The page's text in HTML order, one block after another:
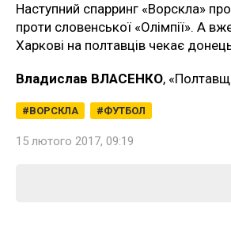
Наступний спарринг «Ворскла»
проти словенської «Олімпії». А
Харкові на полтавців чекає
Владислав ВЛАСЕНКО,
ВОРСКЛА ФУТБОЛ
15 лютого 2017, 09:19